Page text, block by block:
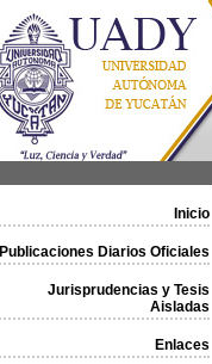
Inicio
Publicaciones Diarios Oficiales
Jurisprudencias y Tesis
Aisladas
Enlaces